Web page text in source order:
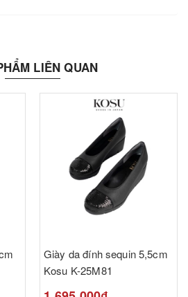
LIÊN QUAN
Giày da đính sequin 5,5cm
Kosu K-25M81